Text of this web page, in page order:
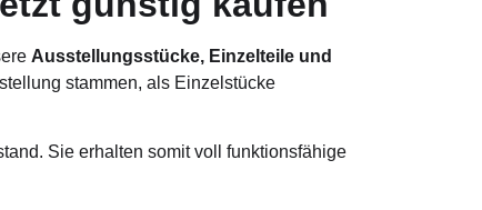
Ausstellungsstücke, Einzelteile und
stammen, als Einzelstücke
Sie erhalten somit voll funktionsfähige